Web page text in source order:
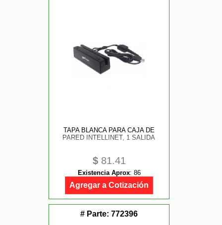
TAPA BLANCA PARA CAJA DE
PARED INTELLINET, 1 SALIDA
$81.41
Existencia Aprox: 86
Agregar a Cotización
# Parte: 772396